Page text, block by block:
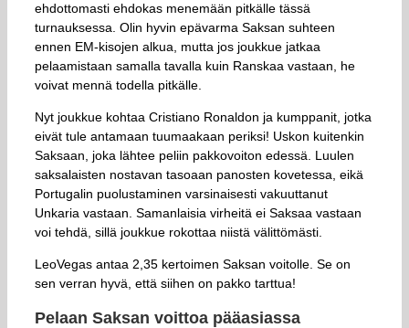
ehdottomasti ehdokas menemään pitkälle tässä
turnauksessa. Olin hyvin epävarma Saksan suhteen
ennen EM-kisojen alkua, mutta jos joukkue jatkaa
pelaamistaan samalla tavalla kuin Ranskaa vastaan, he
voivat mennä todella pitkälle.
Nyt joukkue kohtaa Cristiano Ronaldon ja kumppanit, jotka
eivät tule antamaan tuumaakaan periksi! Uskon kuitenkin
Saksaan, joka lähtee peliin pakkovoiton edessä. Luulen
saksalaisten nostavan tasoaan panosten kovetessa, eikä
Portugalin puolustaminen varsinaisesti vakuuttanut
Unkaria vastaan. Samanlaisia virheitä ei Saksaa vastaan
voi tehdä, sillä joukkue rokottaa niistä välittömästi.
LeoVegas antaa 2,35 kertoimen Saksan voitolle. Se on
sen verran hyvä, että siihen on pakko tarttua!
Pelaan Saksan voittoa pääasiassa